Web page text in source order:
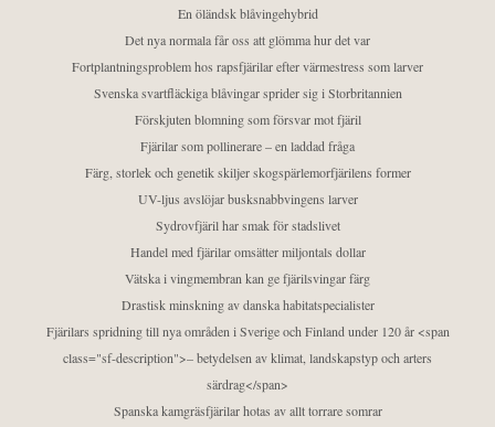
En öländsk blåvingehybrid
Det nya normala får oss att glömma hur det var
Fortplantningsproblem hos rapsfjärilar efter värmestress som larver
Svenska svartfläckiga blåvingar sprider sig i Storbritannien
Förskjuten blomning som försvar mot fjäril
Fjärilar som pollinerare – en laddad fråga
Färg, storlek och genetik skiljer skogspärlemorfjärilens former
UV-ljus avslöjar busksnabbvingens larver
Sydrovfjäril har smak för stadslivet
Handel med fjärilar omsätter miljontals dollar
Vätska i vingmembran kan ge fjärilsvingar färg
Drastisk minskning av danska habitatspecialister
Fjärilars spridning till nya områden i Sverige och Finland under 120 år <span
class="sf-description">– betydelsen av klimat, landskapstyp och arters
särdrag</span>
Spanska kamgräsfjärilar hotas av allt torrare somrar